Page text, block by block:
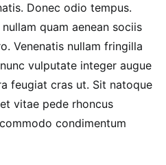
Donec odio tempus.
nullam quam aenean sociis
Venenatis nullam fringilla
vulputate integer augue
feugiat cras ut. Sit natoque
vitae pede rhoncus
condimentum